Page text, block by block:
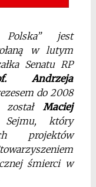
Polska” jest
w lutym
Senatu RP
Andrzeja
do 2008
zostałMaciej
który
projektów
śmierci w